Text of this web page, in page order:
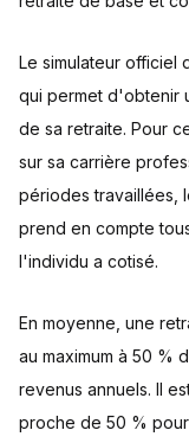
Le simulateur officiel
qui permet d'obtenir
de sa retraite. Pour
sur sa carrière
périodes travaillées,
prend en compte
l'individu a cotisé.
En moyenne, une
au maximum à 50 %
revenus annuels. Il
proche de 50 %